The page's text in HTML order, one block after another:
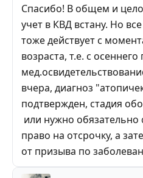
Спасибо! В общем и
учет в КВД встану. Но
тоже действует с
возраста, т.е. с
вчера, диагноз
подтвержден, стадия
или нужно обязательно
право на отсрочку, а
от призыва по